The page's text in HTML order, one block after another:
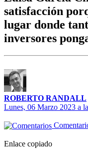
satisfacción
lugar donde
inversores
ROBERTO RANDALL
Lunes, 06 Marzo 2023 a
Enlace copiado